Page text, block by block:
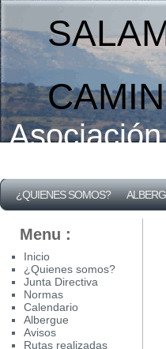
¿QUIENES SOMOS?
Menu :
Inicio
¿Quienes somos?
Junta Directiva
Normas
Calendario
Albergue
Avisos
Rutas realizadas